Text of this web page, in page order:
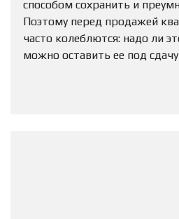
способом сохранить и
Поэтому перед продажей
часто колеблются: надо ли
можно оставить ее под сдачу